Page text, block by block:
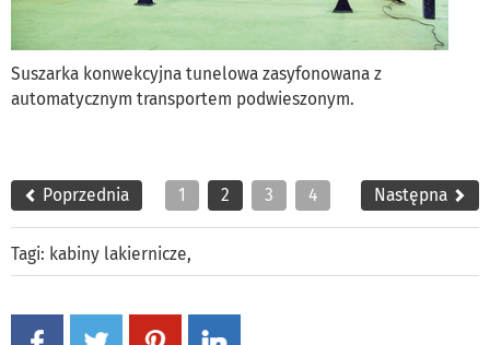
Suszarka konwekcyjna tunelowa zasyfonowana z
automatycznym transportem podwieszonym.
Poprzednia 1 2 3 4 Następna
Tagi: kabiny lakiernicze,